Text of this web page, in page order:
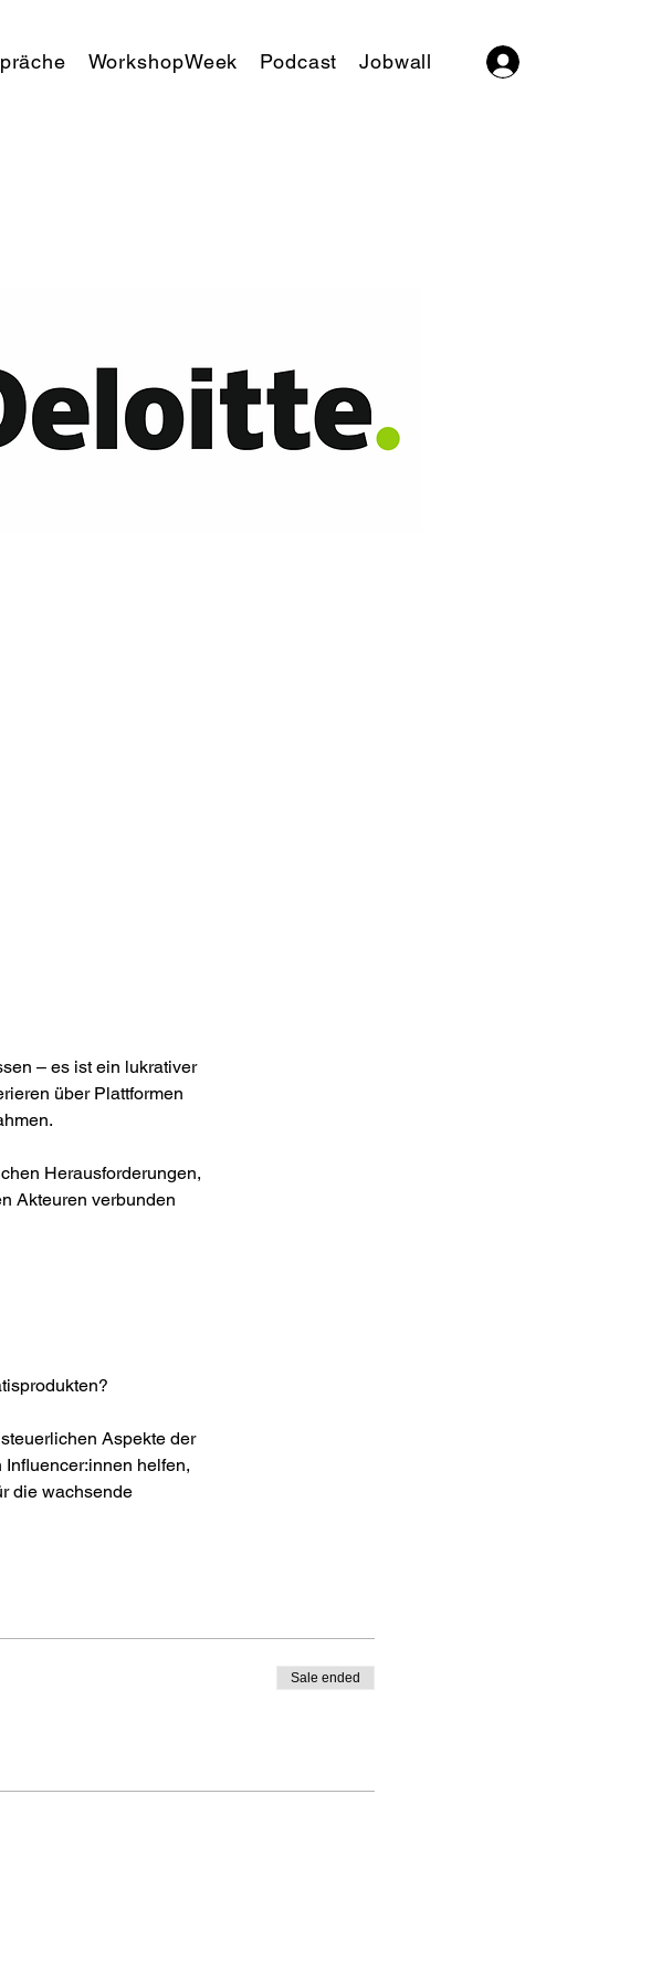
WorkshopWeek Podcast Jobwall
– es ist ein lukrativer
über Plattformen
Herausforderungen,
Akteuren verbunden
Aspekte der
helfen,
die wachsende
Sale ended